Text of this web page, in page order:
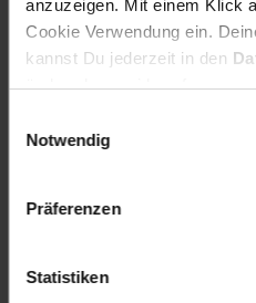
anzuzeigen. Mit einem Klick
Cookie Verwendung ein.
kannst Du jederzeit in den
ändern bzw. widerrufen.
Notwendig
Präferenzen
Statistiken